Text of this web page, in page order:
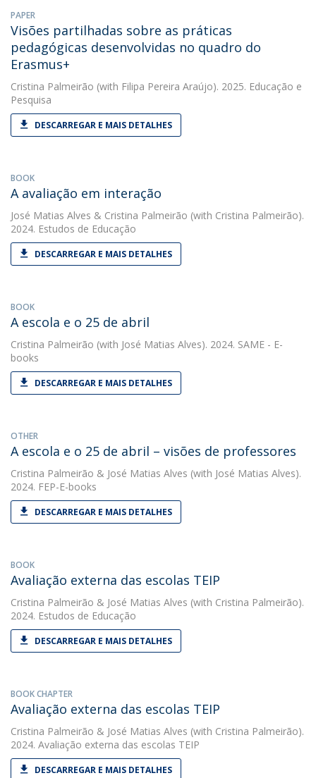
PAPER
Visões partilhadas sobre as práticas
pedagógicas desenvolvidas no quadro do
Erasmus+
Cristina Palmeirão (with Filipa Pereira Araújo). 2025. Educação e
Pesquisa
DESCARREGAR E MAIS DETALHES
BOOK
A avaliação em interação
José Matias Alves & Cristina Palmeirão (with Cristina Palmeirão).
2024. Estudos de Educação
DESCARREGAR E MAIS DETALHES
BOOK
A escola e o 25 de abril
Cristina Palmeirão (with José Matias Alves). 2024. SAME - E-
books
DESCARREGAR E MAIS DETALHES
OTHER
A escola e o 25 de abril – visões de professores
Cristina Palmeirão & José Matias Alves (with José Matias Alves).
2024. FEP-E-books
DESCARREGAR E MAIS DETALHES
BOOK
Avaliação externa das escolas TEIP
Cristina Palmeirão & José Matias Alves (with Cristina Palmeirão).
2024. Estudos de Educação
DESCARREGAR E MAIS DETALHES
BOOK CHAPTER
Avaliação externa das escolas TEIP
Cristina Palmeirão & José Matias Alves (with Cristina Palmeirão).
2024. Avaliação externa das escolas TEIP
DESCARREGAR E MAIS DETALHES